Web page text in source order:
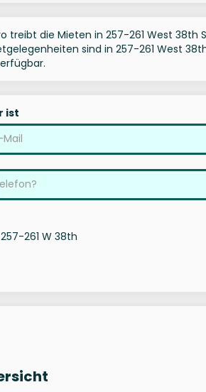
treibt die Mieten in 257-261 West 38th
sind in 257-261 West
ist
261 W 38th